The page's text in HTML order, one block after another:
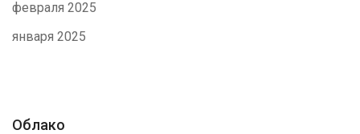
февраля 2025
января 2025
Облако